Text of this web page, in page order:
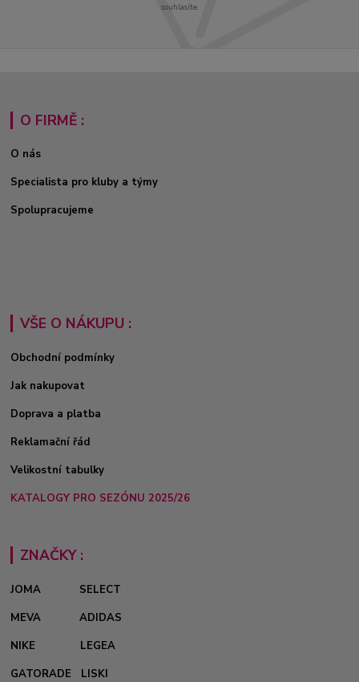
souhlasíte.
O FIRMĚ :
O nás
Specialista pro kluby a týmy
Spolupracujeme
VŠE O NÁKUPU :
Obchodní podmínky
Jak nakupovat
Doprava a platba
Reklamační řád
Velikostní tabulky
KATALOGY PRO SEZÓNU 2025/26
ZNAČKY :
JOMA
SELECT
MEVA
ADIDAS
NIKE
LEGEA
GATORADE
LISKI